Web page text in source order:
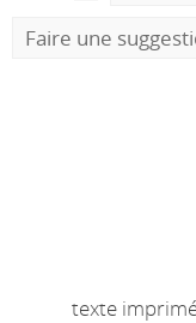
Faire une
texte